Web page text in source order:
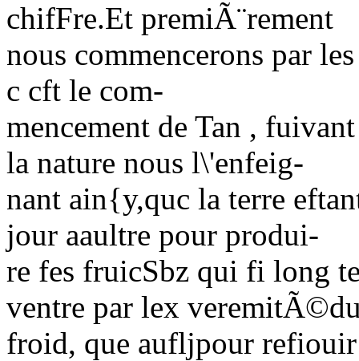
chifFre.Et premiÃ¨rement
nous commencerons par
c cft le com-
mencement de Tan ,
la nature nous l\'enfeig-
nant ain{y,quc la terre
jour aaultre pour produi-
re fes fruicSbz qui fi long
ventre par lex
froid, que aufljpour